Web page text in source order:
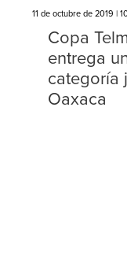
11 de octubre de 2019 |
Copa
entrega
categoría
Oaxaca